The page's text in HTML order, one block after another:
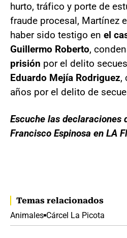
hurto, tráfico y porte de
fraude procesal, Martínez
haber sido testigo en el
Guillermo Roberto,
prisión por el delito
Eduardo Mejía Rodriguez,
años por el delito de
Escuche las declaraciones
Francisco Espinosa en LA
Temas relacionados
Animales Cárcel La Picota